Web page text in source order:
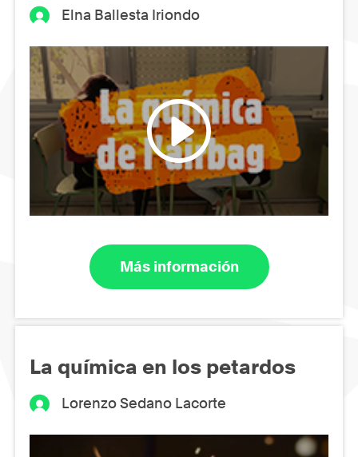
Elna Ballesta Iriondo
Más información
La química en los petardos
Lorenzo Sedano Lacorte